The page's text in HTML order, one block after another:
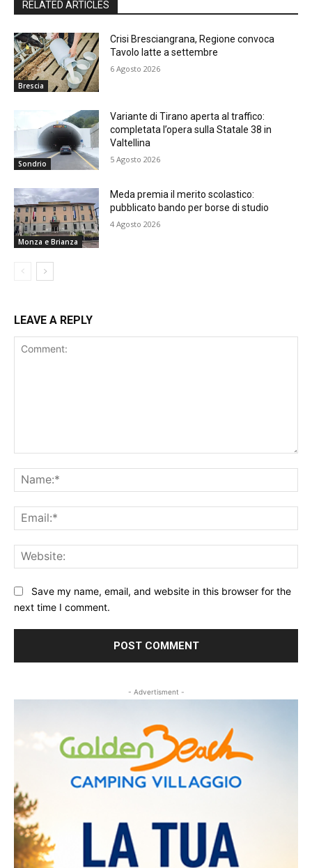
RELATED ARTICLES
Brescia
Crisi Bresciangrana, Regione convoca
Tavolo latte a settembre
6 Agosto 2026
Sondrio
Variante di Tirano aperta al traffico:
completata l’opera sulla Statale 38 in
Valtellina
5 Agosto 2026
Monza e Brianza
Meda premia il merito scolastico:
pubblicato bando per borse di studio
4 Agosto 2026
LEAVE A REPLY
Save my name, email, and website in this browser for the
next time I comment.
- Advertisment -